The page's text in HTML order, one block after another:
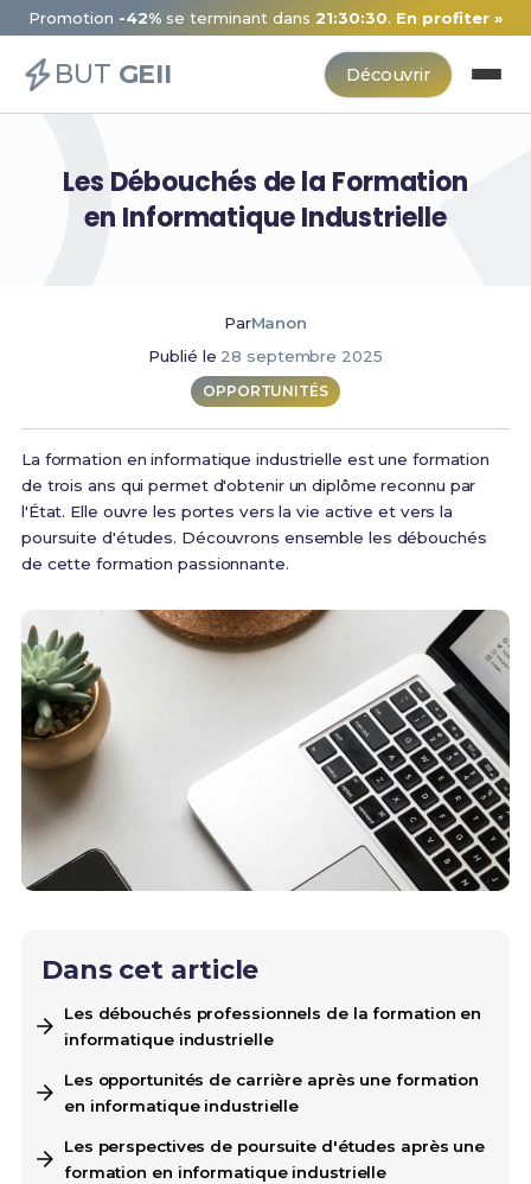
Promotion -42% se terminant dans 21:30:30. En profiter »
BUT GEII Découvrir
Les Débouchés de la Formation
en Informatique Industrielle
ParManon
Publié le 28 septembre 2025
OPPORTUNITÉS
La formation en informatique industrielle est une formation
de trois ans qui permet d'obtenir un diplôme reconnu par
l'État. Elle ouvre les portes vers la vie active et vers la
poursuite d'études. Découvrons ensemble les débouchés
de cette formation passionnante.
Dans cet article
Les débouchés professionnels de la formation en
informatique industrielle
Les opportunités de carrière après une formation
en informatique industrielle
Les perspectives de poursuite d'études après une
formation en informatique industrielle